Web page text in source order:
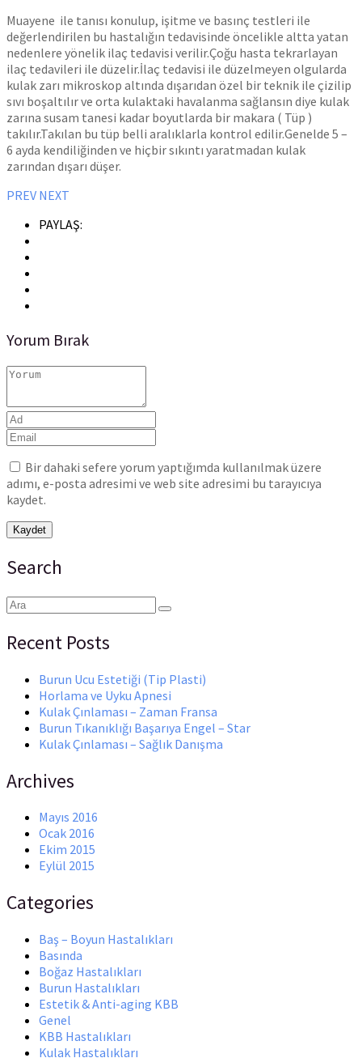
Muayene ile tanısı konulup, işitme ve basınç testleri ile
değerlendirilen bu hastalığın tedavisinde öncelikle altta yatan
nedenlere yönelik ilaç tedavisi verilir.Çoğu hasta tekrarlayan
ilaç tedavileri ile düzelir.İlaç tedavisi ile düzelmeyen olgularda
kulak zarı mikroskop altında dışarıdan özel bir teknik ile çizilip
sıvı boşaltılır ve orta kulaktaki havalanma sağlansın diye kulak
zarına susam tanesi kadar boyutlarda bir makara ( Tüp )
takılır.Takılan bu tüp belli aralıklarla kontrol edilir.Genelde 5 –
6 ayda kendiliğinden ve hiçbir sıkıntı yaratmadan kulak
zarından dışarı düşer.
PREV NEXT
PAYLAŞ:
Yorum Bırak
Bir dahaki sefere yorum yaptığımda kullanılmak üzere
adımı, e-posta adresimi ve web site adresimi bu tarayıcıya
kaydet.
Search
Recent Posts
Burun Ucu Estetiği (Tip Plasti)
Horlama ve Uyku Apnesi
Kulak Çınlaması – Zaman Fransa
Burun Tıkanıklığı Başarıya Engel – Star
Kulak Çınlaması – Sağlık Danışma
Archives
Mayıs 2016
Ocak 2016
Ekim 2015
Eylül 2015
Categories
Baş – Boyun Hastalıkları
Basında
Boğaz Hastalıkları
Burun Hastalıkları
Estetik & Anti-aging KBB
Genel
KBB Hastalıkları
Kulak Hastalıkları